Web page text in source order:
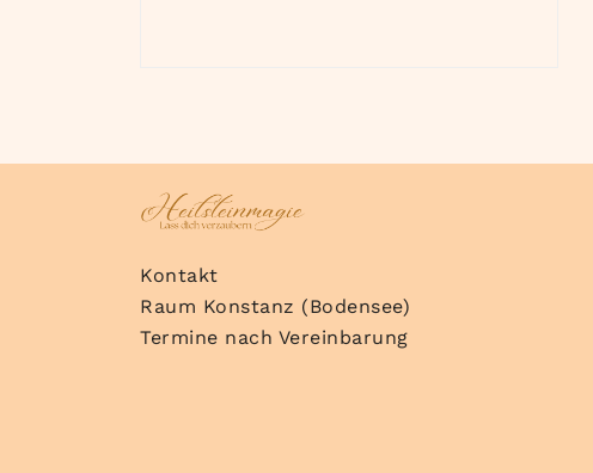
Kontakt
Raum Konstanz (Bodensee)
Termine nach Vereinbarung